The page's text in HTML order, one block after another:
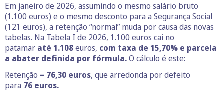
Em janeiro de 2026, assumindo o mesmo salário bruto
(1.100 euros) e o mesmo desconto para a Segurança Social
(121 euros), a retenção “normal” muda por causa das novas
tabelas. Na Tabela I de 2026, 1.100 euros cai no
patamar até 1.108euros, com taxa de 15,70% e parcela
a abater definida por fórmula.O cálculo é este:
Retenção = 76,30 euros, que arredonda por defeito
para 76 euros.